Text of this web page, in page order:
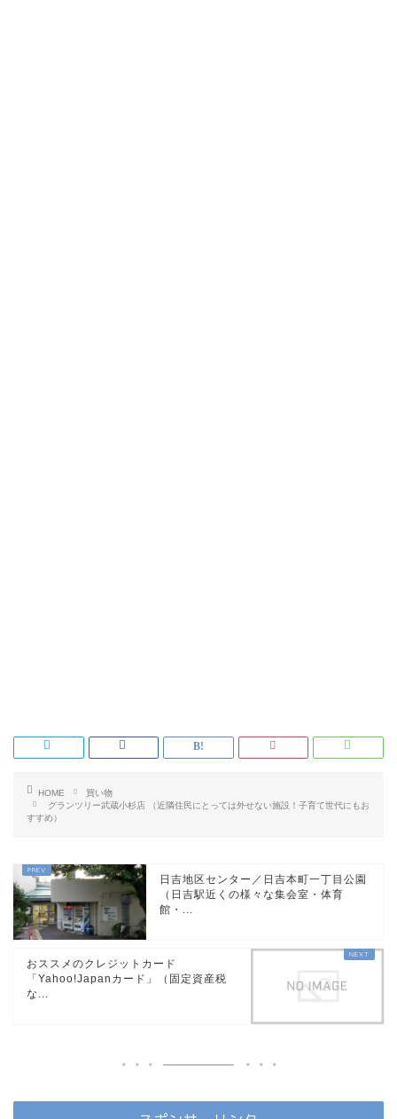
HOME
買い物
グランツリー武蔵小杉店 （近隣住民にとっては外せない施設！子育て世代にもお
すすめ）
日吉地区センター／日吉本町一丁目公園
（日吉駅近くの様々な集会室・体育
館・...
おススメのクレジットカード
「Yahoo!Japanカード」（固定資産税
な...